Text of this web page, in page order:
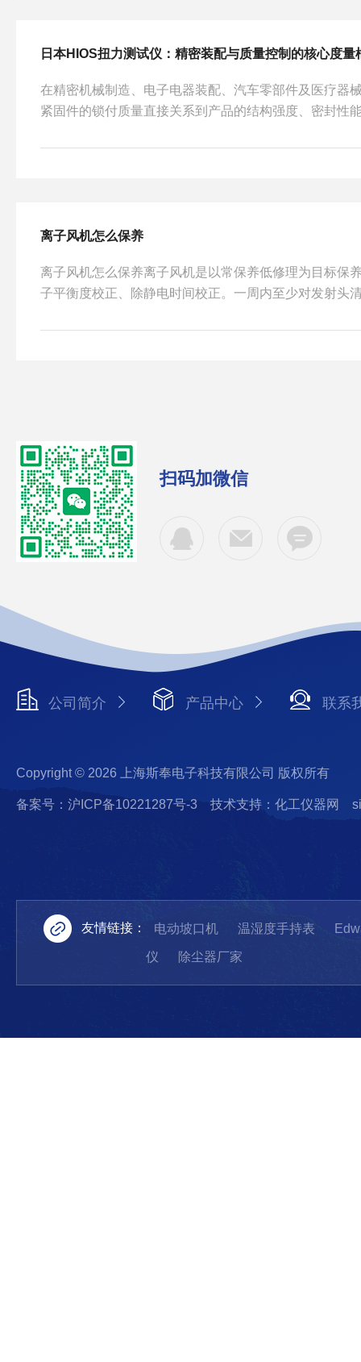
日本HIOS扭力测试仪：精密装配与质量控制的核心度量
在精密机械制造、电子电器装配、汽车零部件及医疗器
紧固件的锁付质量直接关系到产品的结构强度、密封性
固力的精确控制，生产线上广泛采用电动或气动扭矩扳
离子风机怎么保养
离子风机怎么保养离子风机是以常保养低修理为目标保
子平衡度校正、除静电时间校正。一周内至少对发射头
器的清洁清洁发射器的发射点，可顺时旋转清洁器的手
扫码加微信
公司简介 产品中心 联系
Copyright © 2026 上海斯奉电子科技有限公司 版权所有
备案号：沪ICP备10221287号-3 技术支持：化工仪器网
友情链接： 电动坡口机 温湿度手持表
仪 除尘器厂家